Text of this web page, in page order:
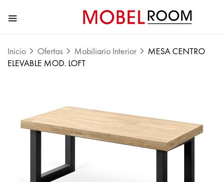
Inicio Ofertas Mobiliario Interior
MESA CENTRO
ELEVABLE MOD. LOFT